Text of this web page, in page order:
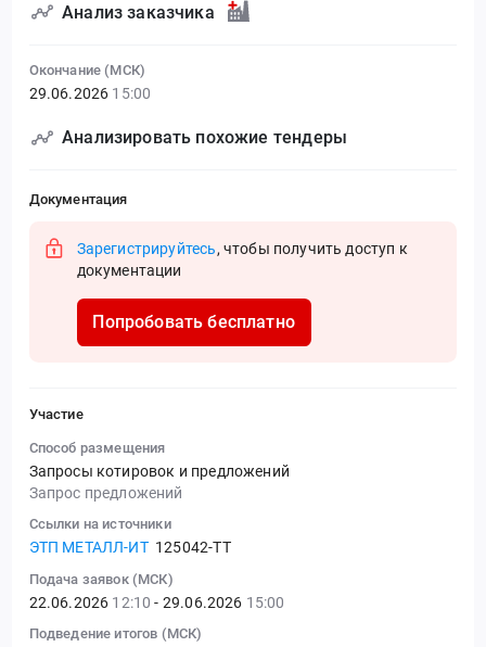
Анализ заказчика
Окончание (МСК)
29.06.2026 15:00
Анализировать похожие тендеры
Документация
Зарегистрируйтесь, чтобы получить доступ к
документации
Попробовать бесплатно
Участие
Способ размещения
Запросы котировок и предложений
Запрос предложений
Ссылки на источники
ЭТП МЕТАЛЛ-ИТ 125042-ТТ
Подача заявок (МСК)
22.06.2026 12:10 - 29.06.2026 15:00
Подведение итогов (МСК)